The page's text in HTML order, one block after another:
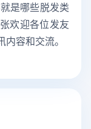
是哪些脱发类
欢迎各位发友
容和交流。